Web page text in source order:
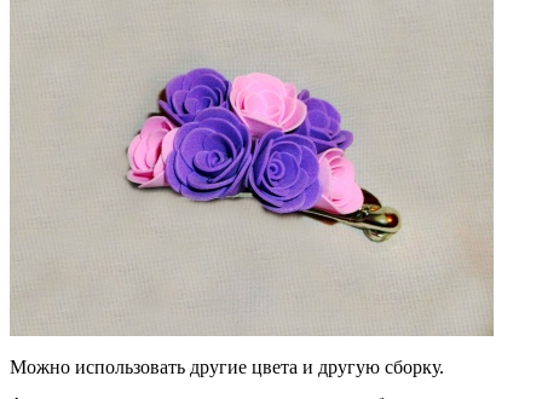
Можно использовать другие цвета и другую сборку.